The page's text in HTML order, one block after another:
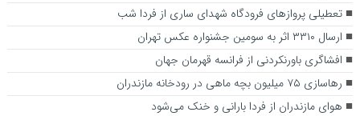
تعطیلی پرواز‌های فرودگاه شهدای ساری از فردا شب
ارسال ۳۳۱۰ اثر به سومین جشنواره عکس تهران
افشاگری باورنکردنی از فرانسه قهرمان جهان
رهاسازی ۷۵ میلیون بچه ماهی در رودخانه مازندران
هوای مازندران از فردا بارانی و خنک می‌شود